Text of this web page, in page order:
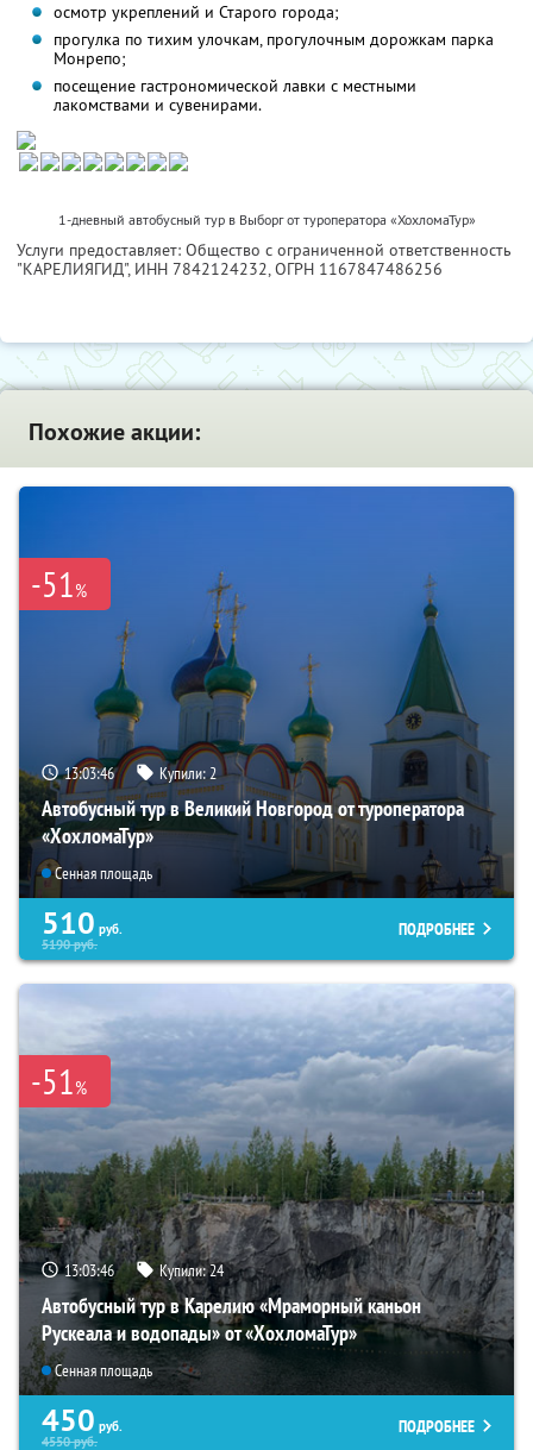
осмотр укреплений и Старого города;
прогулка по тихим улочкам, прогулочным дорожкам парка
Монрепо;
посещение гастрономической лавки с местными
лакомствами и сувенирами.
1-дневный автобусный тур в Выборг от туроператора «ХохломаТур»
Услуги предоставляет: Общество с ограниченной ответственность
"КАРЕЛИЯГИД", ИНН 7842124232, ОГРН 1167847486256
Похожие акции:
-51%
13:03:44 Купили:2
Автобусный тур в Великий Новгород от туроператора
«ХохломаТур»
Сенная площадь
510 руб.
5190руб.
ПОДРОБНЕЕ
-51%
13:03:44 Купили:24
Автобусный тур в Карелию «Мраморный каньон
Рускеала и водопады» от «ХохломаТур»
Сенная площадь
450 руб.
4550руб.
ПОДРОБНЕЕ